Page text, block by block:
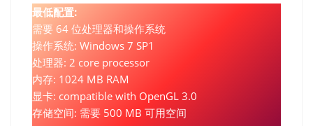
最低配置:
需要 64 位处理器和操作系统
操作系统: Windows 7 SP1
处理器: 2 core processor
内存: 1024 MB RAM
显卡: compatible with OpenGL 3.0
存储空间: 需要 500 MB 可用空间